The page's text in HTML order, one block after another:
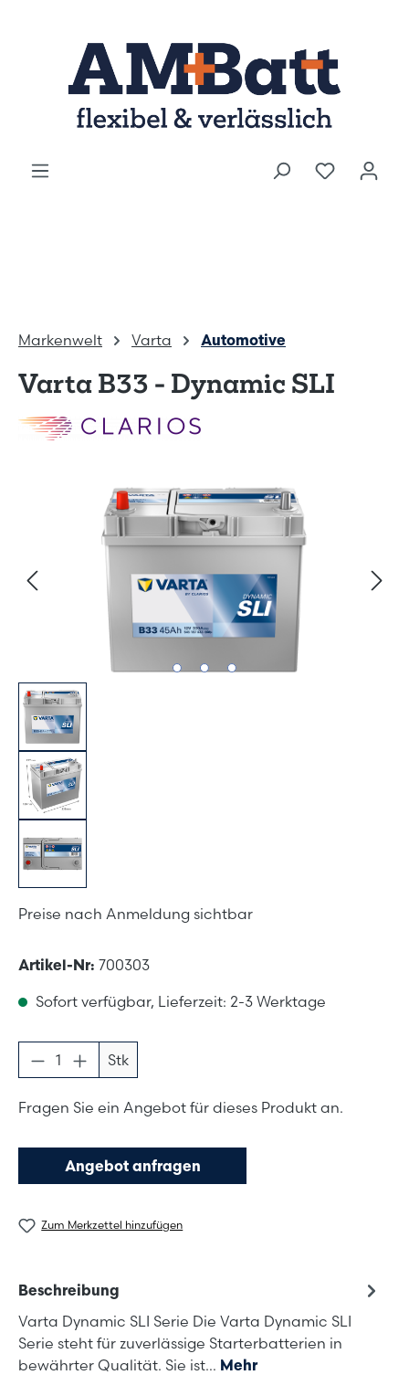
Markenwelt Varta Automotive
Varta B33 - Dynamic SLI
Bildergalerie überspringen
Preise nach Anmeldung sichtbar
Artikel-Nr: 700303
Sofort verfügbar, Lieferzeit: 2-3 Werktage
Produkt Anzahl: Gib den gewünschten
Stk
Fragen Sie ein Angebot für dieses Produkt an.
Angebot anfragen
Zum Merkzettel hinzufügen
Beschreibung
Varta Dynamic SLI Serie Die Varta Dynamic SLI
Serie steht für zuverlässige Starterbatterien in
bewährter Qualität. Sie ist… Mehr